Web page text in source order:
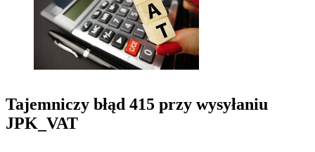
Tajemniczy błąd 415 przy wysyłaniu
JPK_VAT